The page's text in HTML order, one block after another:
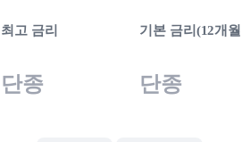
최고 금리
단종
기본 금리(12개
단종